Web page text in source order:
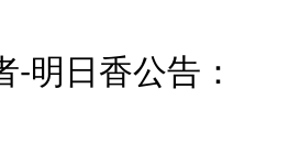
明日香公告：